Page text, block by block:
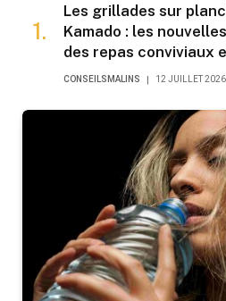
Les grillades sur
Kamado : les
des repas conviviaux
CONSEILSMALINS 12 JUILLET 2026